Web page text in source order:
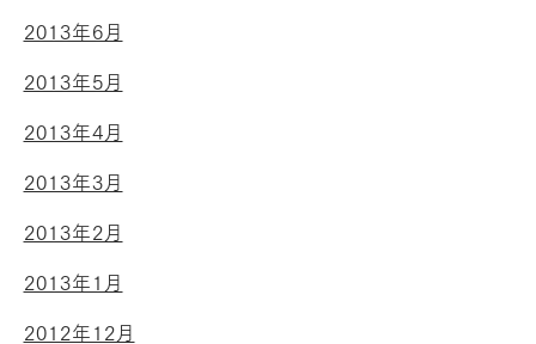
2013年6月
2013年5月
2013年4月
2013年3月
2013年2月
2013年1月
2012年12月